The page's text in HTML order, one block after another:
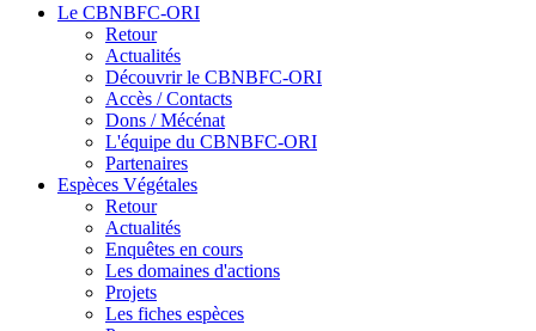
Le CBNBFC-ORI
Retour
Actualités
Découvrir le CBNBFC-ORI
Accès / Contacts
Dons / Mécénat
L'équipe du CBNBFC-ORI
Partenaires
Espèces Végétales
Retour
Actualités
Enquêtes en cours
Les domaines d'actions
Projets
Les fiches espèces